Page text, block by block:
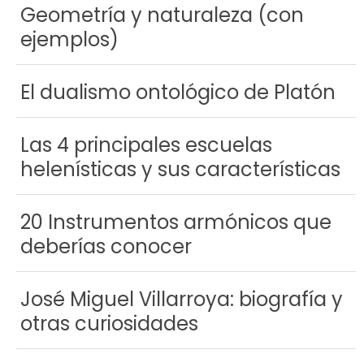
Geometría y naturaleza (con
ejemplos)
El dualismo ontológico de Platón
Las 4 principales escuelas
helenísticas y sus características
20 Instrumentos armónicos que
deberías conocer
José Miguel Villarroya: biografía y
otras curiosidades